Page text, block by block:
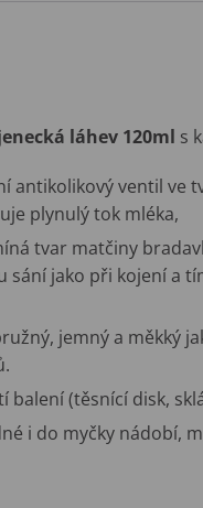
láhev 120ml s
antikolikový ventil
plynulý tok mléka,
tvar matčiny
​​sání jako při kojení a
jemný a měkký
balení (těsnící disk,
i do myčky nádobí,